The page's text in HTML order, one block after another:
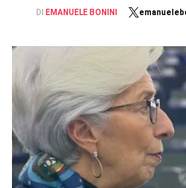
DI EMANUELE BONINI